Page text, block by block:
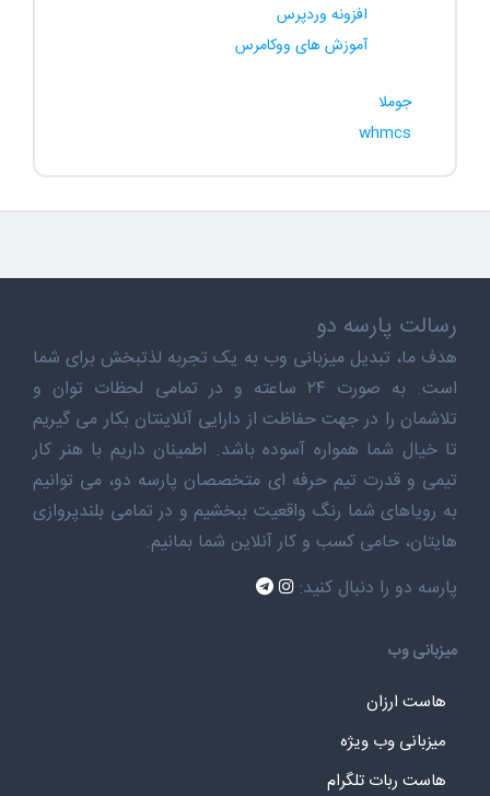
افزونه وردپرس
آموزش های ووکامرس
جوملا
whmcs
رسالت پارسه دو
هدف ما، تبدیل میزبانی وب به یک تجربه لذتبخش برای شما
است. به صورت ۲۴ ساعته و در تمامی لحظات توان و
تلاشمان را در جهت حفاظت از دارایی آنلاینتان بکار می گیریم
تا خیال شما همواره آسوده باشد. اطمینان داریم با هنر کار
تیمی و قدرت تیم حرفه ای متخصصان پارسه دو، می توانیم
به رویاهای شما رنگ واقعیت ببخشیم و در تمامی بلندپروازی
هایتان، حامی کسب و کار آنلاین شما بمانیم.
پارسه دو را دنبال کنید:
میزبانی وب
هاست ارزان
میزبانی وب ویژه
هاست ربات تلگرام